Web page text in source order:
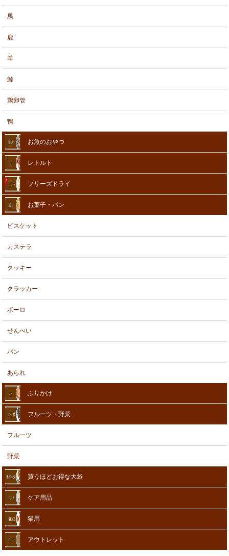
馬
鹿
羊
鯨
鶏卵管
鴨
お魚のおやつ
レトルト
フリーズドライ
お菓子・パン
ビスケット
カステラ
クッキー
クラッカー
ボーロ
せんべい
パン
あられ
ふりかけ
フルーツ・野菜
フルーツ
野菜
買うほどお得な大袋
ケア用品
猫用
アウトレット